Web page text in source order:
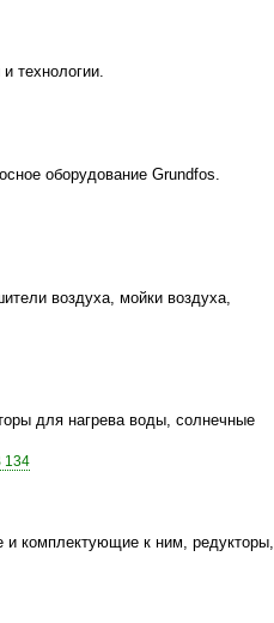
технологии.
оборудование Grundfos.
воздуха, мойки воздуха,
для нагрева воды, солнечные
134
и комплектующие к ним, редукторы,